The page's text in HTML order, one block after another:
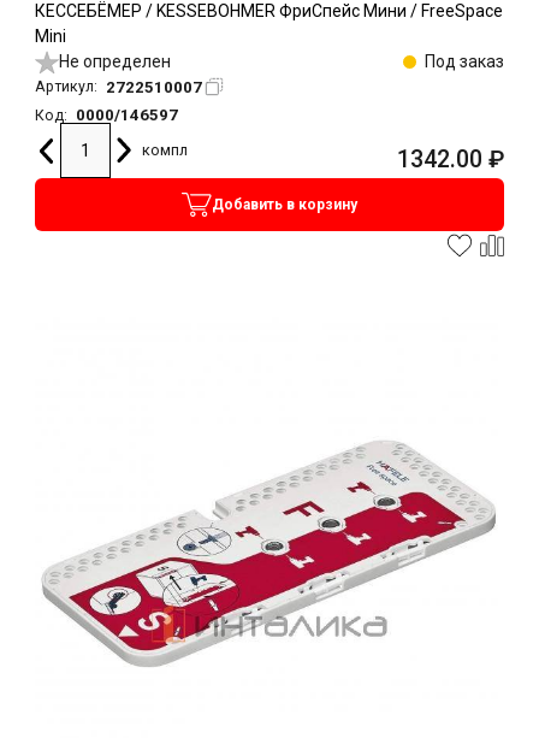
КЕССЕБЁМЕР / KESSEBOHMER ФриСпейс Мини / FreeSpace
Mini
Не определен
Под заказ
Артикул: 2722510007
Код:
0000/146597
компл
1342.00 ₽
Добавить в корзину